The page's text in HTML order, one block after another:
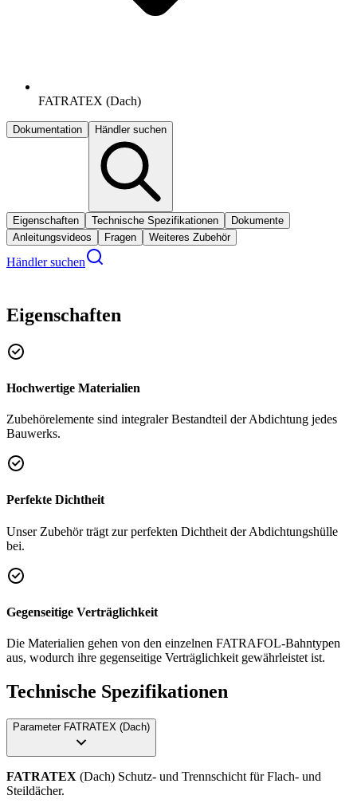
FATRATEX (Dach)
Dokumentation Händler suchen
Eigenschaften Technische Spezifikationen
Dokumente
Anleitungsvideos
Fragen Weiteres Zubehör
Händler suchen
Eigenschaften
Hochwertige Materialien
Zubehörelemente sind integraler Bestandteil der Abdichtung jedes
Bauwerks.
Perfekte Dichtheit
Unser Zubehör trägt zur perfekten Dichtheit der Abdichtungshülle
bei.
Gegenseitige Verträglichkeit
Die Materialien gehen von den einzelnen FATRAFOL-Bahntypen
aus, wodurch ihre gegenseitige Verträglichkeit gewährleistet ist.
Technische Spezifikationen
Parameter FATRATEX (Dach)
FATRATEX (Dach) Schutz- und Trennschicht für Flach- und
Steildächer.